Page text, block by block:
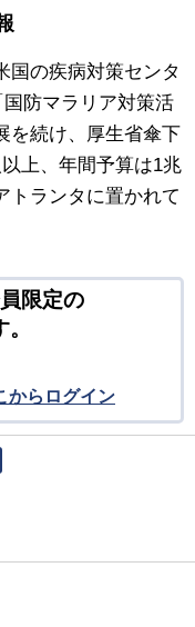
の疾病対策センタ
防マラリア対策活
を続け、厚生省傘下
上、年間予算は1兆
トランタに置かれて
限定の
からログイン